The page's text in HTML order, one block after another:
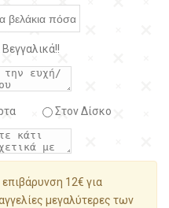
Στον Δίσκο
12€ για
μεγαλύτερες των